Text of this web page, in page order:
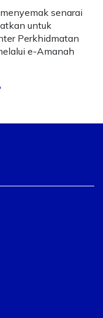
senarai
untuk
Perkhidmatan
e-Amanah